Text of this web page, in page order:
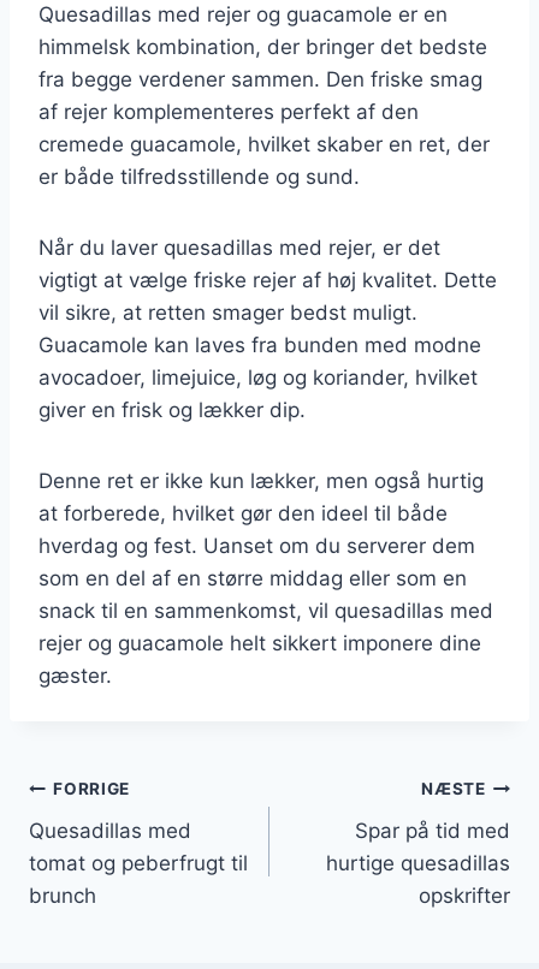
Quesadillas med rejer og guacamole er en
himmelsk kombination, der bringer det bedste
fra begge verdener sammen. Den friske smag
af rejer komplementeres perfekt af den
cremede guacamole, hvilket skaber en ret, der
er både tilfredsstillende og sund.
Når du laver quesadillas med rejer, er det
vigtigt at vælge friske rejer af høj kvalitet. Dette
vil sikre, at retten smager bedst muligt.
Guacamole kan laves fra bunden med modne
avocadoer, limejuice, løg og koriander, hvilket
giver en frisk og lækker dip.
Denne ret er ikke kun lækker, men også hurtig
at forberede, hvilket gør den ideel til både
hverdag og fest. Uanset om du serverer dem
som en del af en større middag eller som en
snack til en sammenkomst, vil quesadillas med
rejer og guacamole helt sikkert imponere dine
gæster.
Indlægsnavigation
FORRIGE
Quesadillas med
tomat og peberfrugt til
brunch
NÆSTE
Spar på tid med
hurtige quesadillas
opskrifter